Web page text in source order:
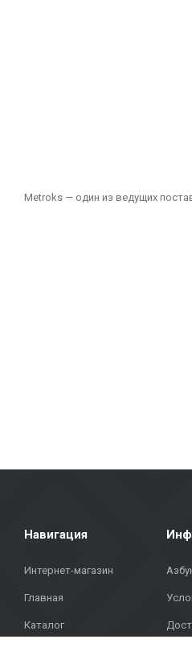
Metroks — один из ведущих
Навигация
Интернет-магазин
Главная
Каталог